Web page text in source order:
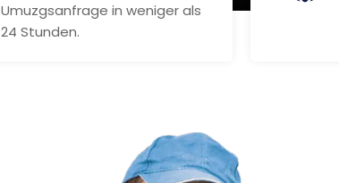
Umuzgsanfrage in weniger als
24 Stunden.